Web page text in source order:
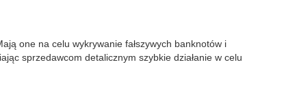
one na celu wykrywanie fałszywych banknotów i
sprzedawcom detalicznym szybkie działanie w celu